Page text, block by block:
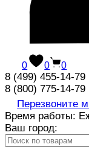
0 0 0
8 (499) 455-14-79
8 (800) 775-14-79
Перезвоните
Время работы:
Ваш город: